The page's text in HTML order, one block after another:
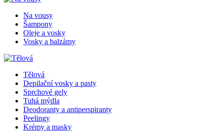
Na vousy
Šampony
Oleje a vosky
Vosky a balzámy
Tělová
Depilační vosky a pasty
Sprchové gely
Tuhá mýdla
Deodoranty a antiperspiranty
Peelingy
Krémy a masky